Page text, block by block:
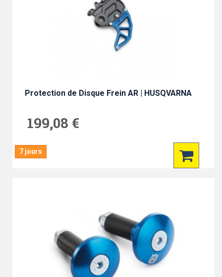
Protection de Disque Frein AR | HUSQVARNA
199,08 €
7 jours